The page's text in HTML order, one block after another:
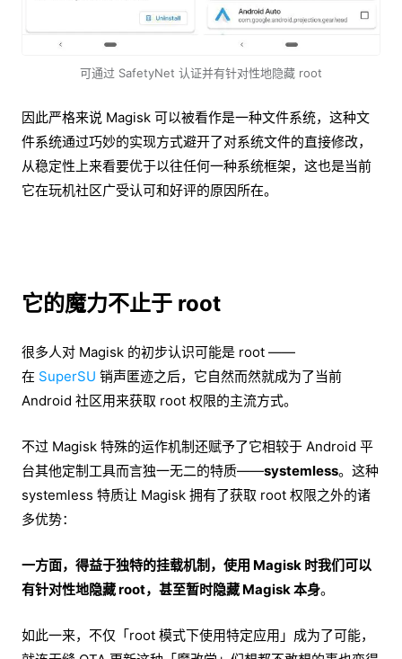
可通过 SafetyNet 认证并有针对性地隐藏 root
因此严格来说 Magisk 可以被看作是一种文件系统，这种文
件系统通过巧妙的实现方式避开了对系统文件的直接修改，
从稳定性上来看要优于以往任何一种系统框架，这也是当前
它在玩机社区广受认可和好评的原因所在。
它的魔力不止于 root
很多人对 Magisk 的初步认识可能是 root ——
在 SuperSU 销声匿迹之后，它自然而然就成为了当前
Android 社区用来获取 root 权限的主流方式。
不过 Magisk 特殊的运作机制还赋予了它相较于 Android 平
台其他定制工具而言独一无二的特质——systemless。这种
systemless 特质让 Magisk 拥有了获取 root 权限之外的诸
多优势：
一方面，得益于独特的挂载机制，使用 Magisk 时我们可以
有针对性地隐藏 root，甚至暂时隐藏 Magisk 本身。
如此一来，不仅「root 模式下使用特定应用」成为了可能，